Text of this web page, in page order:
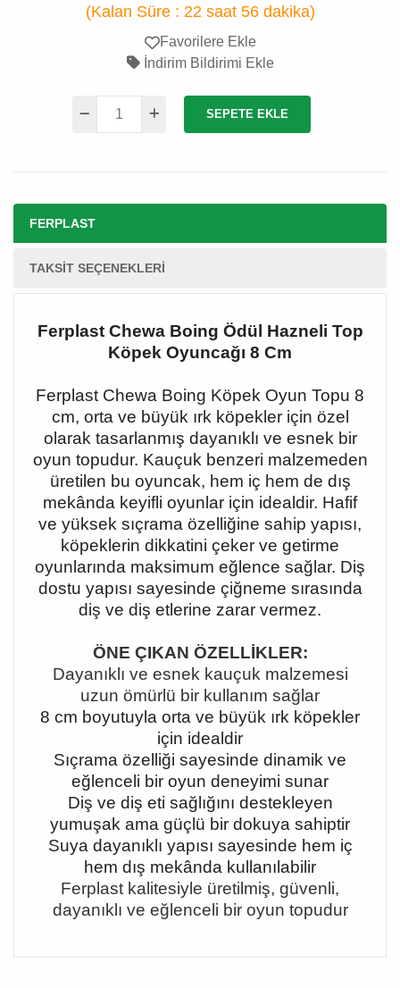
(Kalan Süre : 22 saat 56 dakika)
Favorilere Ekle
İndirim Bildirimi Ekle
SEPETE EKLE
FERPLAST
TAKSIT SEÇENEKLERI
Ferplast Chewa Boing Ödül Hazneli Top
Köpek Oyuncağı 8 Cm
Ferplast Chewa Boing Köpek Oyun Topu 8
cm, orta ve büyük ırk köpekler için özel
olarak tasarlanmış dayanıklı ve esnek bir
oyun topudur. Kauçuk benzeri malzemeden
üretilen bu oyuncak, hem iç hem de dış
mekânda keyifli oyunlar için idealdir. Hafif
ve yüksek sıçrama özelliğine sahip yapısı,
köpeklerin dikkatini çeker ve getirme
oyunlarında maksimum eğlence sağlar. Diş
dostu yapısı sayesinde çiğneme sırasında
diş ve diş etlerine zarar vermez.
ÖNE ÇIKAN ÖZELLİKLER:
Dayanıklı ve esnek kauçuk malzemesi
uzun ömürlü bir kullanım sağlar
8 cm boyutuyla orta ve büyük ırk köpekler
için idealdir
Sıçrama özelliği sayesinde dinamik ve
eğlenceli bir oyun deneyimi sunar
Diş ve diş eti sağlığını destekleyen
yumuşak ama güçlü bir dokuya sahiptir
Suya dayanıklı yapısı sayesinde hem iç
hem dış mekânda kullanılabilir
Ferplast kalitesiyle üretilmiş, güvenli,
dayanıklı ve eğlenceli bir oyun topudur